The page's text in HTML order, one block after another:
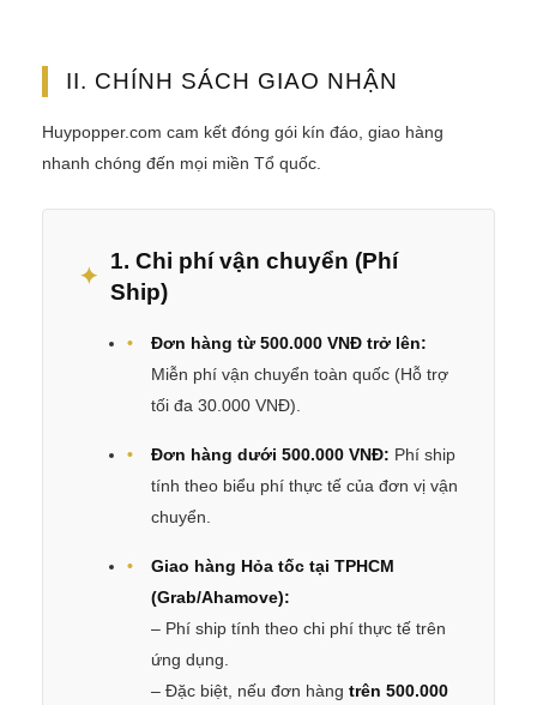
II. CHÍNH SÁCH GIAO NHẬN
Huypopper.com cam kết đóng gói kín đáo, giao hàng
nhanh chóng đến mọi miền Tổ quốc.
1. Chi phí vận chuyển (Phí
Ship)
Đơn hàng từ 500.000 VNĐ trở lên:
Miễn phí vận chuyển toàn quốc (Hỗ trợ
tối đa 30.000 VNĐ).
Đơn hàng dưới 500.000 VNĐ: Phí ship
tính theo biểu phí thực tế của đơn vị vận
chuyển.
Giao hàng Hỏa tốc tại TPHCM
(Grab/Ahamove):
– Phí ship tính theo chi phí thực tế trên
ứng dụng.
– Đặc biệt, nếu đơn hàng trên 500.000